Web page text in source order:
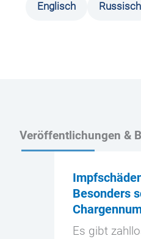
Englisch Russisch
Veröffentlichungen &
Besonders
Es gibt